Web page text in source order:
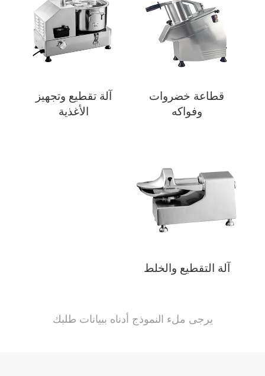
قطاعة خضروات
وفواكه
آلة تقطيع وتجهيز
الأغذية
آلة التقطيع والخلط
يرجى ملء النموذج أدناه ببيانات طلبك